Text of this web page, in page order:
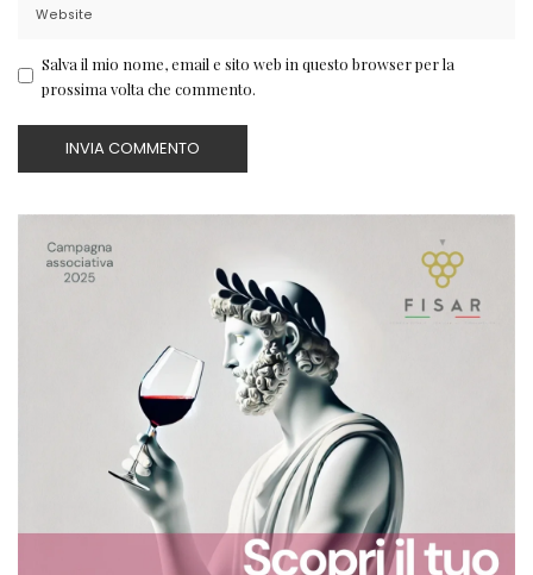
Salva il mio nome, email e sito web in questo browser per la
prossima volta che commento.